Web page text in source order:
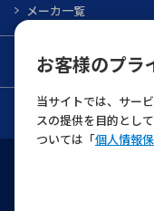
お客様のプラ
当サイトでは、サー
スの提供を目的とし
ついては「個人情報
メーカ一覧
インフォメーション
お問い合わせ
© 2022